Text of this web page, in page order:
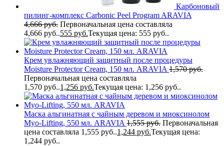
Карбоновый
пилинг-комплекс Carbonic Peel Program ARAVIA
4,666руб. Первоначальная цена составляла
4,666 руб..555 руб.Текущая цена: 555 руб..
Крем увлажняющий защитный после процедуры
Moisture Protector Cream, 150 мл. ARAVIA 1,570руб.
Первоначальная цена составляла
1,570 руб..1,256 руб.Текущая цена: 1,256 руб..
Маска альгинатная с чайным деревом и миоксинолом
Myo-Lifting, 550 мл. ARAVIA 1,555руб. Первоначальная
цена составляла 1,555 руб..1,244 руб.Текущая цена:
1,244 руб..